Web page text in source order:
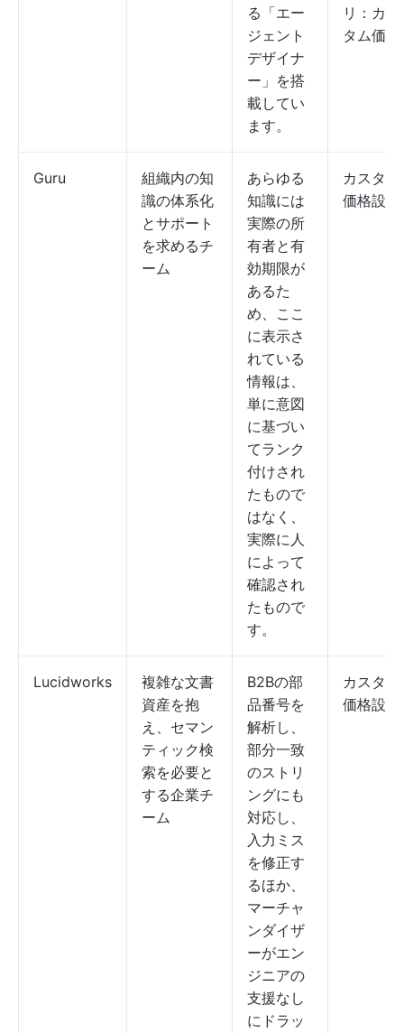
る「エー
ジェント
デザイナ
ー」を搭
載してい
ます。
リ：カス
タム価格
Guru
組織内の知
識の体系化
とサポート
を求めるチ
ーム
あらゆる
知識には
実際の所
有者と有
効期限が
あるた
め、ここ
に表示さ
れている
情報は、
単に意図
に基づい
てランク
付けされ
たもので
はなく、
実際に人
によって
確認され
たもので
す。
カスタム
価格設定
Lucidworks
複雑な文書
資産を抱
え、セマン
ティック検
索を必要と
する企業チ
ーム
B2Bの部
品番号を
解析し、
部分一致
のストリ
ングにも
対応し、
入力ミス
を修正す
るほか、
マーチャ
ンダイザ
ーがエン
ジニアの
支援なし
にドラッ
カスタム
価格設定